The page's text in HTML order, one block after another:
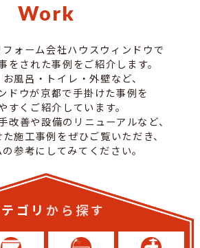
Work
ォーム会社ハウスウィンドウで
をされた事例をご紹介します。
風呂・トイレ・外壁など、
ドウが京都で手掛けた事例を
すくご紹介しています。
改善や設備のリニューアルなど、
施工事例をぜひご覧いただき、
参考にしてみてください。
ゴリ から探す